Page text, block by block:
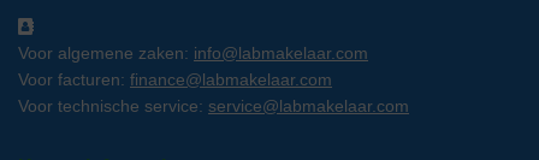
Voor algemene zaken: info@labmakelaar.com
Voor facturen: finance@labmakelaar.com
Voor technische service: service@labmakelaar.com